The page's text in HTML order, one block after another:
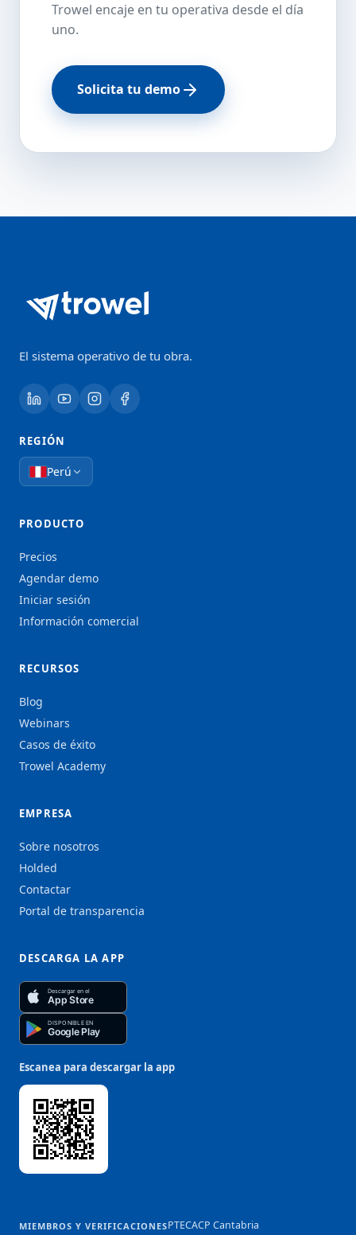
Trowel encaje en tu operativa desde el día
uno.
Solicita tu demo
El sistema operativo de tu obra.
REGIÓN
Perú
PRODUCTO
Precios
Agendar demo
Iniciar sesión
Información comercial
RECURSOS
Blog
Webinars
Casos de éxito
Trowel Academy
EMPRESA
Sobre nosotros
Holded
Contactar
Portal de transparencia
DESCARGA LA APP
Descargar en el
App Store
DISPONIBLE EN
Google Play
Escanea para descargar la app
MIEMBROS Y VERIFICACIONESPTECACP Cantabria